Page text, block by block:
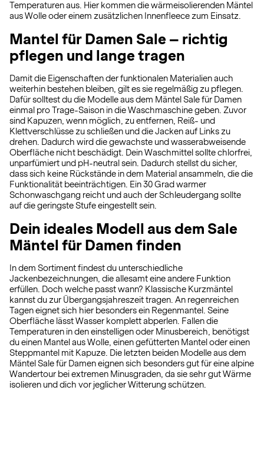
Temperaturen aus. Hier kommen die wärmeisolierenden Mäntel
aus Wolle oder einem zusätzlichen Innenfleece zum Einsatz.
Mantel für Damen Sale – richtig
pflegen und lange tragen
Damit die Eigenschaften der funktionalen Materialien auch
weiterhin bestehen bleiben, gilt es sie regelmäßig zu pflegen.
Dafür solltest du die Modelle aus dem Mäntel Sale für Damen
einmal pro Trage-Saison in die Waschmaschine geben. Zuvor
sind Kapuzen, wenn möglich, zu entfernen, Reiß- und
Klettverschlüsse zu schließen und die Jacken auf Links zu
drehen. Dadurch wird die gewachste und wasserabweisende
Oberfläche nicht beschädigt. Dein Waschmittel sollte chlorfrei,
unparfümiert und pH-neutral sein. Dadurch stellst du sicher,
dass sich keine Rückstände in dem Material ansammeln, die die
Funktionalität beeinträchtigen. Ein 30 Grad warmer
Schonwaschgang reicht und auch der Schleudergang sollte
auf die geringste Stufe eingestellt sein.
Dein ideales Modell aus dem Sale
Mäntel für Damen finden
In dem Sortiment findest du unterschiedliche
Jackenbezeichnungen, die allesamt eine andere Funktion
erfüllen. Doch welche passt wann? Klassische Kurzmäntel
kannst du zur Übergangsjahreszeit tragen. An regenreichen
Tagen eignet sich hier besonders ein Regenmantel. Seine
Oberfläche lässt Wasser komplett abperlen. Fallen die
Temperaturen in den einstelligen oder Minusbereich, benötigst
du einen Mantel aus Wolle, einen gefütterten Mantel oder einen
Steppmantel mit Kapuze. Die letzten beiden Modelle aus dem
Mäntel Sale für Damen eignen sich besonders gut für eine alpine
Wandertour bei extremen Minusgraden, da sie sehr gut Wärme
isolieren und dich vor jeglicher Witterung schützen.